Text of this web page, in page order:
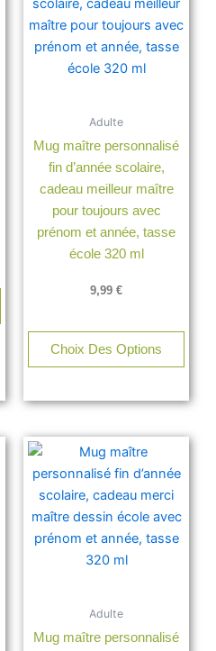
Adulte
Mug maître personnalisé
fin d’année scolaire,
cadeau meilleur maître
pour toujours avec
prénom et année, tasse
école 320 ml
9,99 €
Choix Des Options
Adulte
Mug maître personnalisé